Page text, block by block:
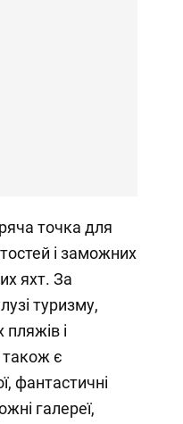
точка для
і заможних
яхт. За
туризму,
і
також є
фантастичні
галереї,